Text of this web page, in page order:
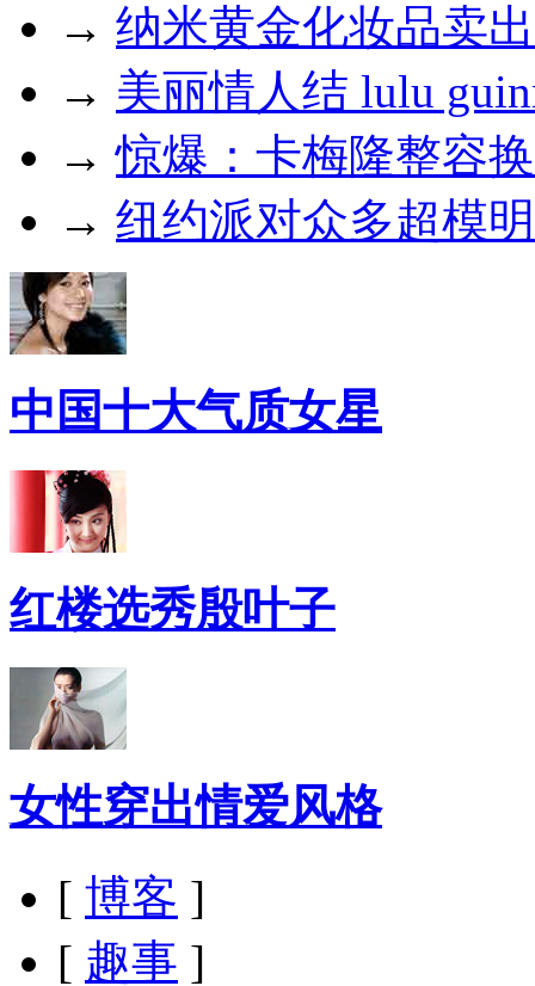
→ 纳米黄金化妆品卖
→ 美丽情人结 lulu
→惊爆：卡梅隆整容
→ 纽约派对众多超模
中国十大气质女星
红楼选秀殷叶子
女性穿出情爱风格
[ 博客 ]
[ 趣事 ]